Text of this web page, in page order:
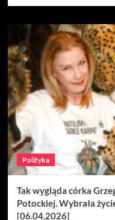
Polityka
Tak wygląda córka
Potockiej. Wybrała
[06.04.2026]